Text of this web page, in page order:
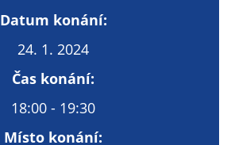
Datum konání:
24. 1. 2024
Čas konání:
18:00 - 19:30
Místo konání:
Technické
cookies
cookies jsou
nezbytné pro
fungování